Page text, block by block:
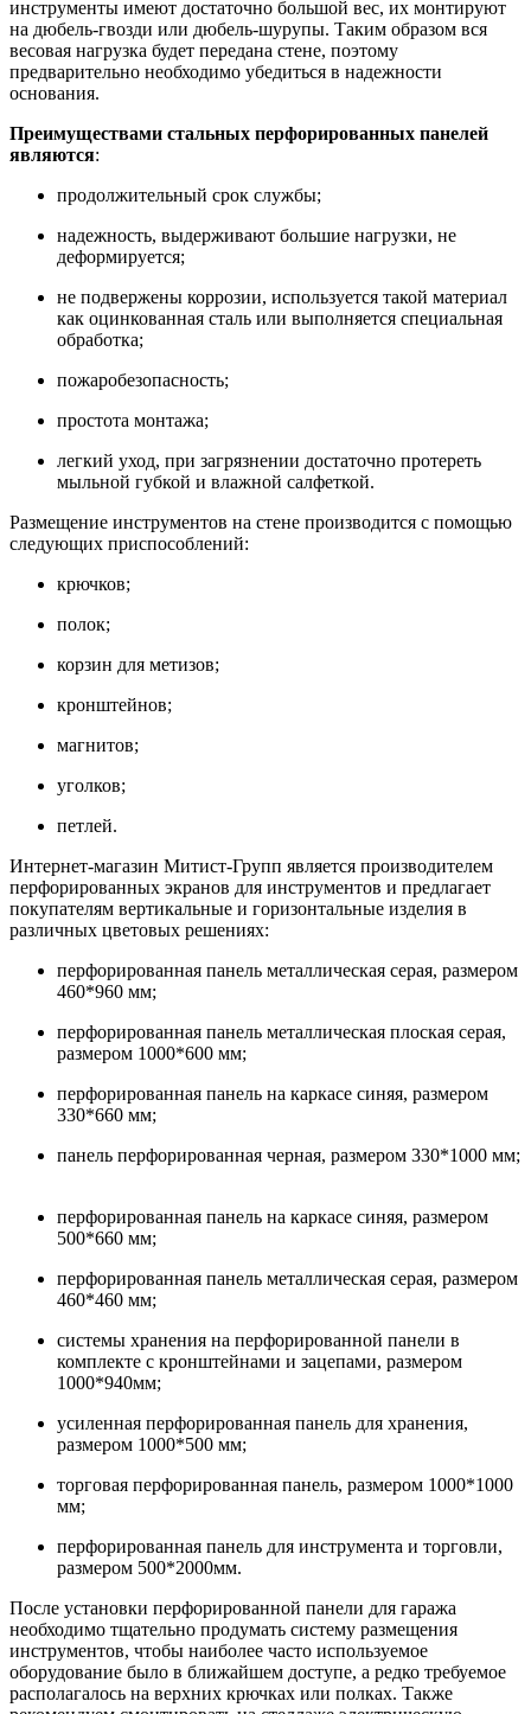
инструменты имеют достаточно большой вес, их монтируют
на дюбель-гвозди или дюбель-шурупы. Таким образом вся
весовая нагрузка будет передана стене, поэтому
предварительно необходимо убедиться в надежности
основания.
Преимуществами стальных перфорированных панелей
являются:
продолжительный срок службы;
надежность, выдерживают большие нагрузки, не
деформируется;
не подвержены коррозии, используется такой материал
как оцинкованная сталь или выполняется специальная
обработка;
пожаробезопасность;
простота монтажа;
легкий уход, при загрязнении достаточно протереть
мыльной губкой и влажной салфеткой.
Размещение инструментов на стене производится с помощью
следующих приспособлений:
крючков;
полок;
корзин для метизов;
кронштейнов;
магнитов;
уголков;
петлей.
Интернет-магазин Митист-Групп является производителем
перфорированных экранов для инструментов и предлагает
покупателям вертикальные и горизонтальные изделия в
различных цветовых решениях:
перфорированная панель металлическая серая, размером
460*960 мм;
перфорированная панель металлическая плоская серая,
размером 1000*600 мм;
перфорированная панель на каркасе синяя, размером
330*660 мм;
панель перфорированная черная, размером 330*1000 мм;
перфорированная панель на каркасе синяя, размером
500*660 мм;
перфорированная панель металлическая серая, размером
460*460 мм;
системы хранения на перфорированной панели в
комплекте с кронштейнами и зацепами, размером
1000*940мм;
усиленная перфорированная панель для хранения,
размером 1000*500 мм;
торговая перфорированная панель, размером 1000*1000
мм;
перфорированная панель для инструмента и торговли,
размером 500*2000мм.
После установки перфорированной панели для гаража
необходимо тщательно продумать систему размещения
инструментов, чтобы наиболее часто используемое
оборудование было в ближайшем доступе, а редко требуемое
располагалось на верхних крючках или полках. Также